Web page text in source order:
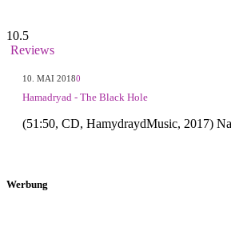
10.5
Reviews
10. MAI 20180
Hamadryad - The Black Hole
(51:50, CD, HamydraydMusic, 2017)
Werbung